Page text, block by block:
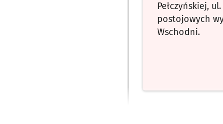
Pełczyńskiej,
postojowych
Wschodni.